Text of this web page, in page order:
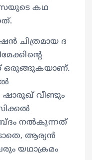
കഥ
ചിത്രമായ ദ
ഒരുങ്ങുകയാണ്.
ഷാരൂഖ് വീണ്ടും
നല്‍കുന്നത്
ആര്യൻ
യഥാക്രമം